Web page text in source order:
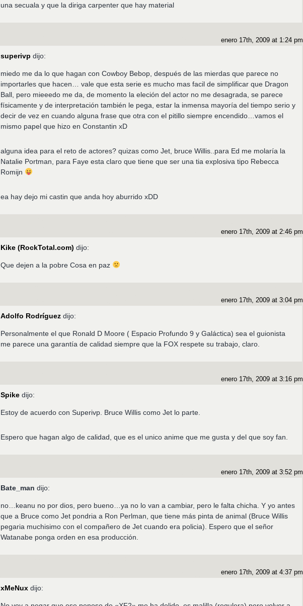
una secuala y que la diriga carpenter que hay material
enero 17th, 2009 at 1:24 pm
superivp dijo:
miedo me da lo que hagan con Cowboy Bebop, después de las mierdas que parece no
importarles que hacen… vale que esta serie es mucho mas facil de simplificar que Dragon
Ball, pero mieeedo me da, de momento la eleción del actor no me desagrada, se parece
físicamente y de interpretación también le pega, estar la inmensa mayoría del tiempo serio y
decir de vez en cuando alguna frase que otra con el pitillo siempre encendido…vamos el
mismo papel que hizo en Constantin xD
alguna idea para el reto de actores? quizas como Jet, bruce Willis..para Ed me molaría la
Natalie Portman, para Faye esta claro que tiene que ser una tia explosiva tipo Rebecca
Romijn
ea hay dejo mi castin que anda hoy aburrido xDD
enero 17th, 2009 at 2:46 pm
Kike (RockTotal.com) dijo:
Que dejen a la pobre Cosa en paz
enero 17th, 2009 at 3:04 pm
Adolfo Rodríguez dijo:
Personalmente el que Ronald D Moore ( Espacio Profundo 9 y Galáctica) sea el guionista
me parece una garantía de calidad siempre que la FOX respete su trabajo, claro.
enero 17th, 2009 at 3:16 pm
Spike dijo:
Estoy de acuerdo con Superivp. Bruce Willis como Jet lo parte.
Espero que hagan algo de calidad, que es el unico anime que me gusta y del que soy fan.
enero 17th, 2009 at 3:52 pm
Bate_man dijo:
no…keanu no por dios, pero bueno…ya no lo van a cambiar, pero le falta chicha. Y yo antes
que a Bruce como Jet pondria a Ron Perlman, que tiene más pinta de animal (Bruce Willis
pegaria muchisimo con el compañero de Jet cuando era policia). Espero que el señor
Watanabe ponga orden en esa producción.
enero 17th, 2009 at 4:37 pm
xMeNux dijo: